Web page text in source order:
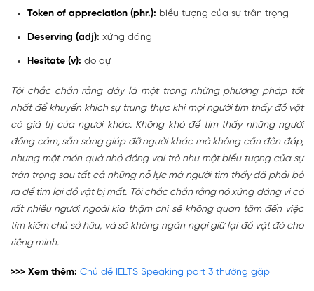
Token of appreciation (phr.): biểu tượng của sự trân trọng
Deserving (adj): xứng đáng
Hesitate (v): do dự
Tôi chắc chắn rằng đây là một trong những phương pháp tốt
nhất để khuyến khích sự trung thực khi mọi người tìm thấy đồ vật
có giá trị của người khác. Không khó để tìm thấy những người
đồng cảm, sẵn sàng giúp đỡ người khác mà không cần đền đáp,
nhưng một món quà nhỏ đóng vai trò như một biểu tượng của sự
trân trọng sau tất cả những nỗ lực mà người tìm thấy đã phải bỏ
ra để tìm lại đồ vật bị mất. Tôi chắc chắn rằng nó xứng đáng vì có
rất nhiều người ngoài kia thậm chí sẽ không quan tâm đến việc
tìm kiếm chủ sở hữu, và sẽ không ngần ngại giữ lại đồ vật đó cho
riêng mình.
>>> Xem thêm: Chủ đề IELTS Speaking part 3 thường gặp